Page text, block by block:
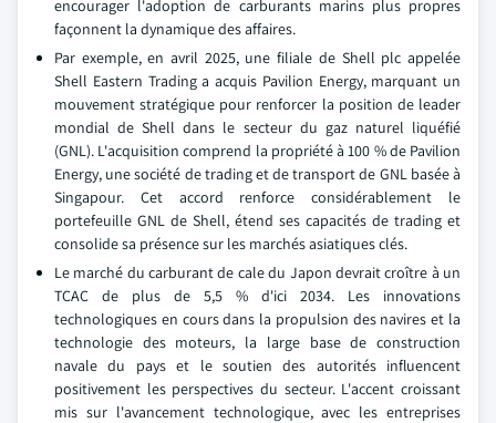
encourager l'adoption de carburants marins plus propres
façonnent la dynamique des affaires.
Par exemple, en avril 2025, une filiale de Shell plc appelée
Shell Eastern Trading a acquis Pavilion Energy, marquant un
mouvement stratégique pour renforcer la position de leader
mondial de Shell dans le secteur du gaz naturel liquéfié
(GNL). L'acquisition comprend la propriété à 100 % de Pavilion
Energy, une société de trading et de transport de GNL basée à
Singapour. Cet accord renforce considérablement le
portefeuille GNL de Shell, étend ses capacités de trading et
consolide sa présence sur les marchés asiatiques clés.
Le marché du carburant de cale du Japon devrait croître à un
TCAC de plus de 5,5 % d'ici 2034. Les innovations
technologiques en cours dans la propulsion des navires et la
technologie des moteurs, la large base de construction
navale du pays et le soutien des autorités influencent
positivement les perspectives du secteur. L'accent croissant
mis sur l'avancement technologique, avec les entreprises